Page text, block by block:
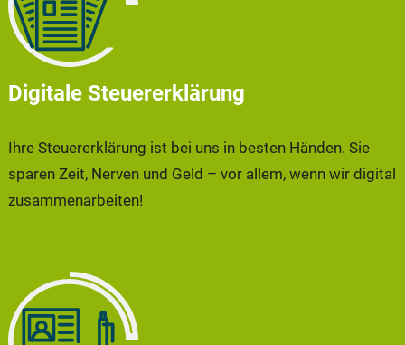
Digitale Steuererklärung
Ihre Steuererklärung ist bei uns in besten Händen. Sie
sparen Zeit, Nerven und Geld – vor allem, wenn wir digital
zusammenarbeiten!